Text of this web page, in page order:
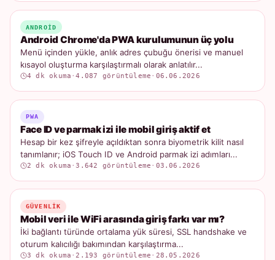
ANDROID
Android Chrome'da PWA kurulumunun üç yolu
Menü içinden yükle, anlık adres çubuğu önerisi ve manuel
kısayol oluşturma karşılaştırmalı olarak anlatılır...
4 dk okuma ·4.087 görüntüleme · 06.06.2026
PWA
Face ID ve parmak izi ile mobil giriş aktif et
Hesap bir kez şifreyle açıldıktan sonra biyometrik kilit nasıl
tanımlanır; iOS Touch ID ve Android parmak izi adımları...
2 dk okuma ·3.642 görüntüleme · 03.06.2026
GÜVENLIK
Mobil veri ile WiFi arasında giriş farkı var mı?
İki bağlantı türünde ortalama yük süresi, SSL handshake ve
oturum kalıcılığı bakımından karşılaştırma...
3 dk okuma ·2.193 görüntüleme · 28.05.2026